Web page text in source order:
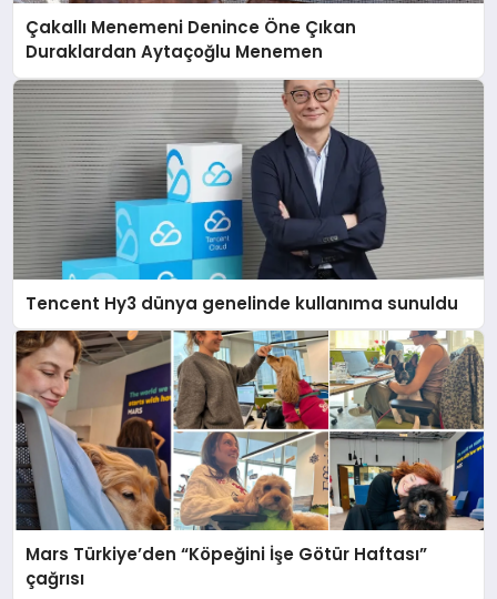
Çakallı Menemeni Denince Öne Çıkan
Duraklardan Aytaçoğlu Menemen
Tencent Hy3 dünya genelinde kullanıma sunuldu
Mars Türkiye’den “Köpeğini İşe Götür Haftası”
çağrısı